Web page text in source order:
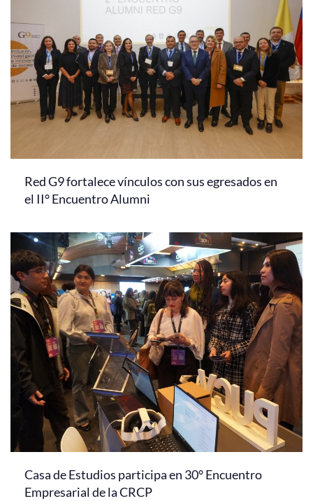
Red G9 fortalece vínculos con sus egresados en
el II° Encuentro Alumni
Casa de Estudios participa en 30° Encuentro
Empresarial de la CRCP